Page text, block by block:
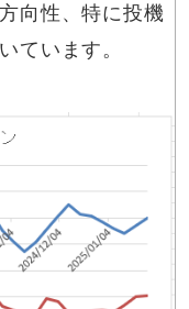
向性、特に投機
ています。